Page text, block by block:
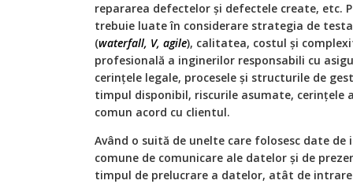
repararea defectelor şi defectele create, etc.
trebuie luate în considerare strategia de
(waterfall, V, agile), calitatea, costul şi
profesională a inginerilor responsabili cu
cerinţele legale, procesele și structurile de
timpul disponibil, riscurile asumate, cerinţele
comun acord cu clientul.
Având o suită de unelte care folosesc date
comune de comunicare ale datelor şi de
timpul de prelucrare a datelor, atât de